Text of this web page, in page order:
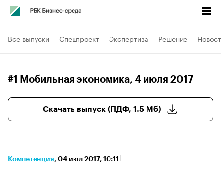
Все выпуски Спецпроект Экспертиза Решение
#1 Мобильная экономика, 4 июля 2017
Скачать выпуск (ПДФ, 1.5 Мб)
Компетенция⁠, 04 июл 2017, 10:11